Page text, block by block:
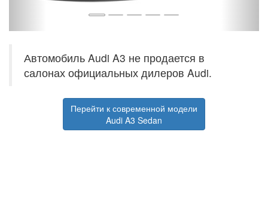
Автомобиль Audi A3 не продается в
салонах официальных дилеров Audi.
Перейти к современной модели
Audi A3 Sedan